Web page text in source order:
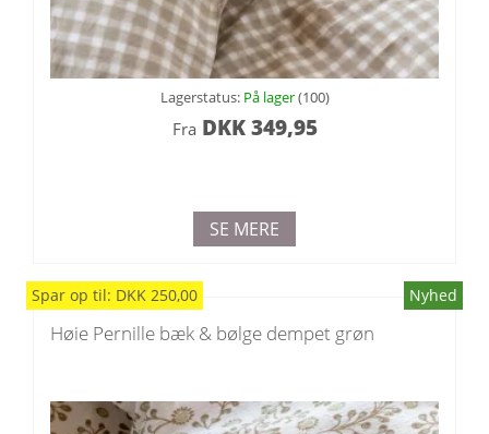
Lagerstatus: På lager(100)
Fra DKK349,95
SE MERE
Spar op til: DKK 250,00 Nyhed
Høie Pernille bæk & bølge dempet grøn